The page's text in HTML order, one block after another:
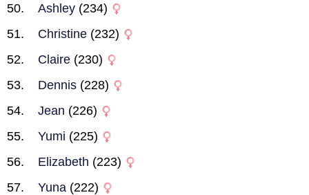
Ashley (234)
Christine (232)
Claire (230)
Dennis (228)
Jean (226)
Yumi (225)
Elizabeth (223)
Yuna (222)